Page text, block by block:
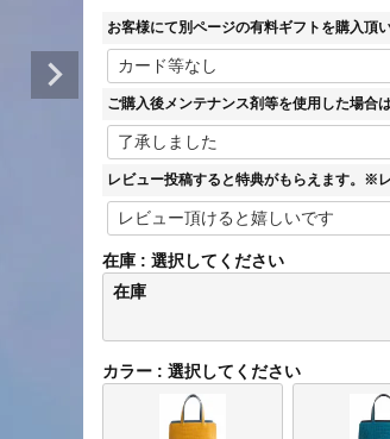
お客様にて別ページの有料ギフトを購入頂
ご購入後メンテナンス剤等を使用した場合
レビュー投稿すると特典がもらえます。※
在庫
選択してください
在庫
カラー 選択してください